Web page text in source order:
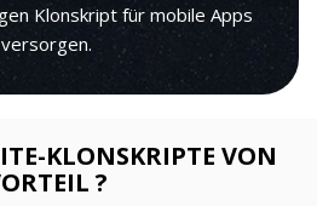
Klonskript für mobile Apps
versorgen.
KLONSKRIPTE VON
?